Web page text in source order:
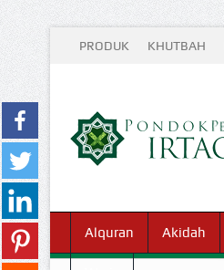
PRODUK KHUTBAH
Alquran Akidah